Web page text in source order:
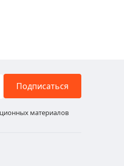
Подписаться
материалов